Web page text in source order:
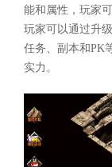
能和属性，玩家
玩家可以通过升
任务、副本和PK
实力。